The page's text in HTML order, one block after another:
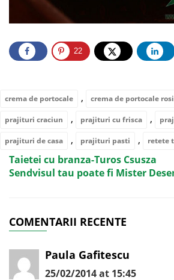
22
crema de portocale , crema de portocale
prajituri craciun , prajituri cu frisca ,
prajituri de casa , prajituri pasti , retete
Taietei cu branza-Turos Csusza
Sendvisul tau poate fi Mister
COMENTARII RECENTE
Paula Gafitescu
25/02/2014 at 15:45